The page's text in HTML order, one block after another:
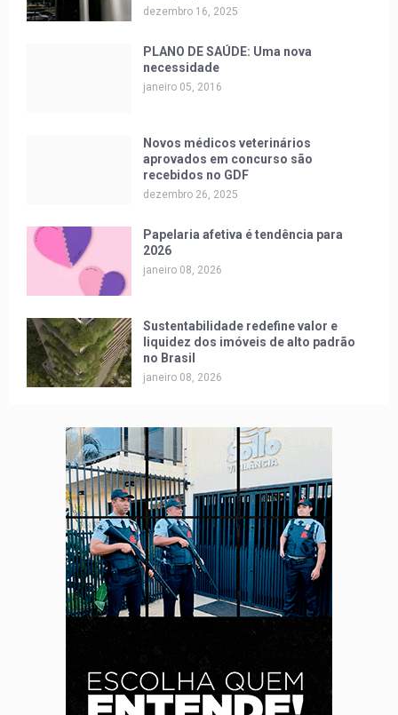
dezembro 16, 2025
PLANO DE SAÚDE: Uma nova
necessidade
janeiro 05, 2016
Novos médicos veterinários
aprovados em concurso são
recebidos no GDF
dezembro 26, 2025
Papelaria afetiva é tendência para
2026
janeiro 08, 2026
Sustentabilidade redefine valor e
liquidez dos imóveis de alto padrão
no Brasil
janeiro 08, 2026